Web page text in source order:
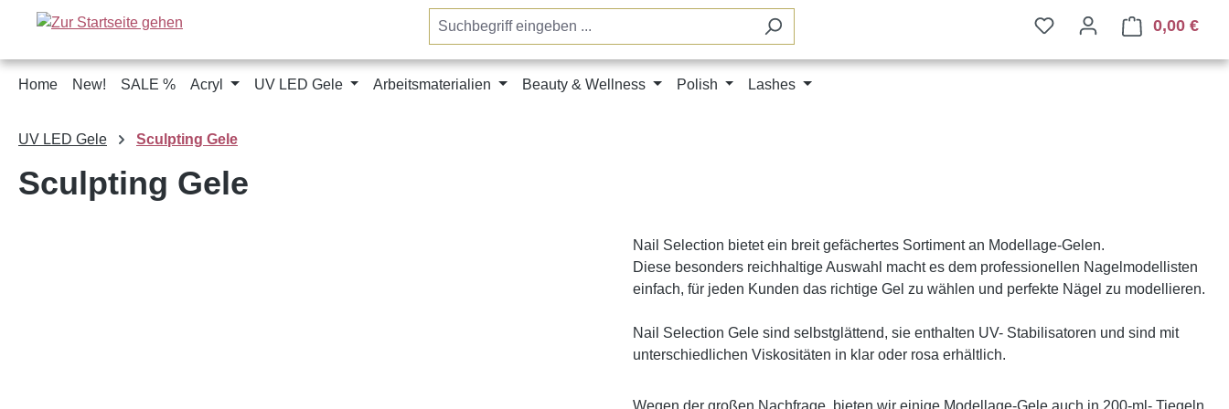
Hauptinhalt springen
Zur Suche springen
Zur Hauptnavigation springen 0,00 €
Home New! SALE % Acryl UV LED Gele Arbeitsmaterialien Beauty & Wellness Polish Lashes
UV LED Gele Sculpting Gele
Sculpting Gele
Nail Selection bietet ein breit gefächertes Sortiment an Modellage-Gelen.
Diese besonders reichhaltige Auswahl macht es dem professionellen Nagelmodellisten
einfach, für jeden Kunden das richtige Gel zu wählen und perfekte Nägel zu modellieren.
Nail Selection Gele sind selbstglättend, sie enthalten UV- Stabilisatoren und sind mit
unterschiedlichen Viskositäten in klar oder rosa erhältlich.
Wegen der großen Nachfrage, bieten wir einige Modellage-Gele auch in 200-ml- Tiegeln